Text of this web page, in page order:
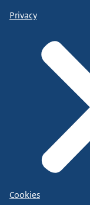
Privacy
Cookies